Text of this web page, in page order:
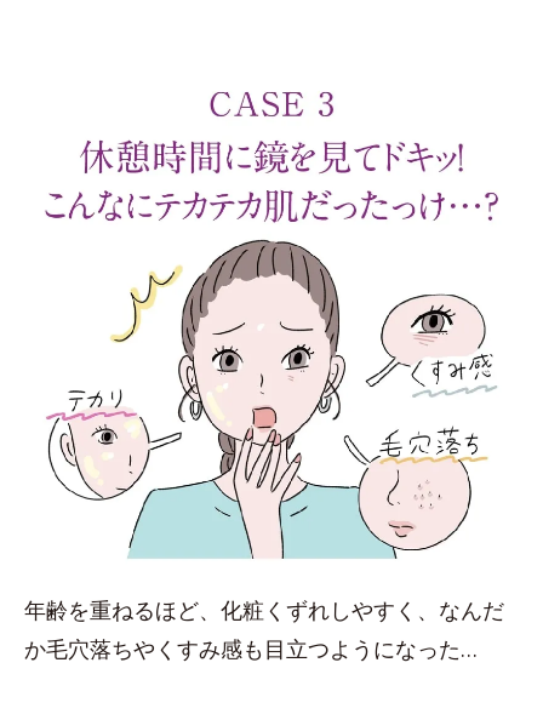
年齢を重ねるほど、化粧くずれしやすく、なんだ
か毛穴落ちやくすみ感も目立つようになった…